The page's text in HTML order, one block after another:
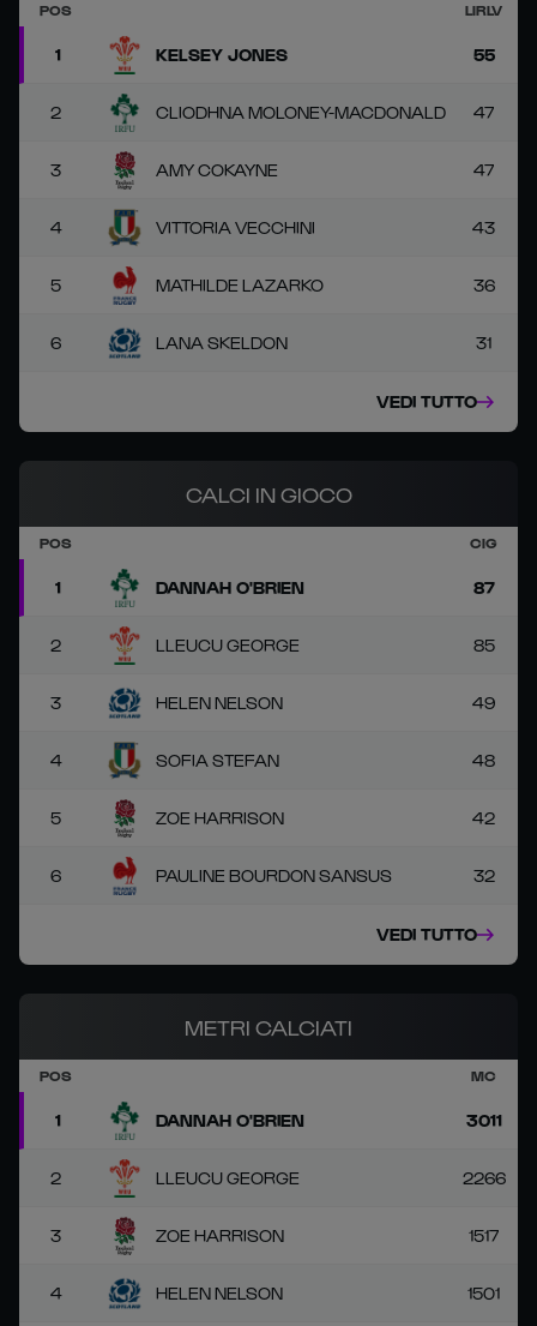
POS LIRLV
1 KELSEY JONES 55
2 CLIODHNA MOLONEY-MACDONALD 47
3 AMY COKAYNE 47
4 VITTORIA VECCHINI 43
5 MATHILDE LAZARKO 36
6 LANA SKELDON 31
VEDI TUTTO
CALCI IN GIOCO
POS CIG
1 DANNAH O'BRIEN 87
2 LLEUCU GEORGE 85
3 HELEN NELSON 49
4 SOFIA STEFAN 48
5 ZOE HARRISON 42
6 PAULINE BOURDON SANSUS 32
VEDI TUTTO
METRI CALCIATI
POS MC
1 DANNAH O'BRIEN 3011
2 LLEUCU GEORGE 2266
3 ZOE HARRISON 1517
4 HELEN NELSON 1501